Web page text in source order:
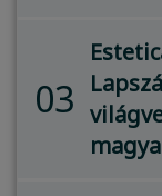
03